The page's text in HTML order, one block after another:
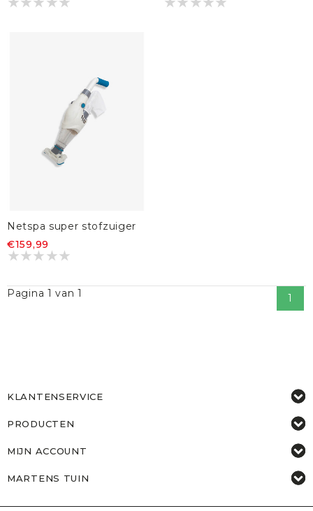
Netspa super stofzuiger
€159,99
Pagina 1 van 1 1
KLANTENSERVICE
PRODUCTEN
MIJN ACCOUNT
MARTENS TUIN